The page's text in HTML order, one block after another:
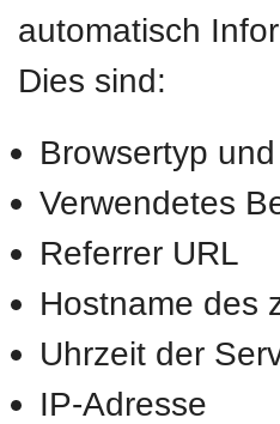
automatisch
Dies sind:
Browsertyp
Verwendetes
Referrer URL
Hostname des
Uhrzeit der
IP-Adresse